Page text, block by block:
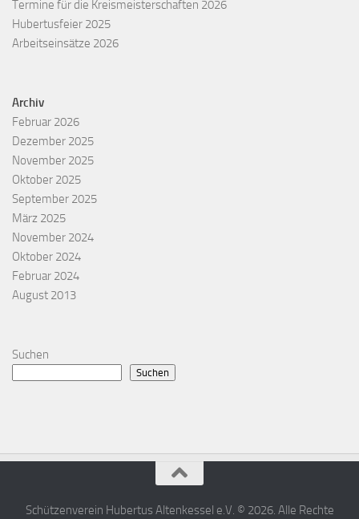
Termine für die Kreismeisterschaften 2026
Hubertusfeier 2025
Arbeitseinsätze 2026
Archiv
Februar 2026
Dezember 2025
November 2025
Oktober 2025
September 2025
März 2025
November 2024
Oktober 2024
Februar 2024
August 2013
Suchen
Suchen
Schützenverein Hubertus Altenkessel e.V. © 2026. Alle Rechte